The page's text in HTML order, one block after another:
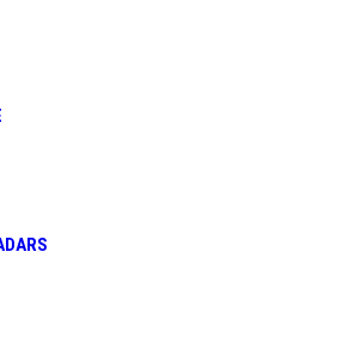
À COMBUSTIBLE,
EN PLAN SOCIAL